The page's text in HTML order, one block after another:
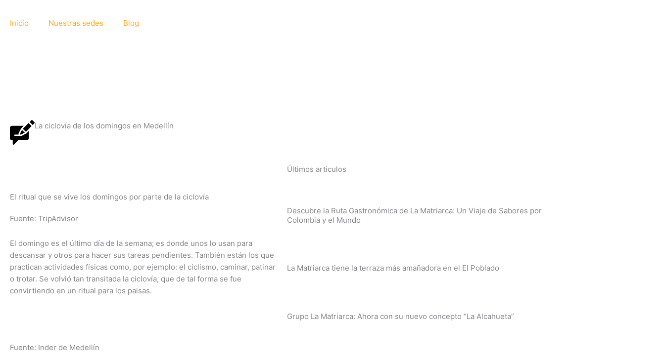
contenido
Inicio Nuestras sedes Blog
La ciclovía de los domingos en Medellín
El ritual que se vive los domingos por parte de la ciclovía
Fuente: TripAdvisor
El domingo es el último día de la semana; es donde unos lo usan para
descansar y otros para hacer sus tareas pendientes. También están los que
practican actividades físicas como, por ejemplo: el ciclismo, caminar, patinar
o trotar. Se volvió tan transitada la ciclovía, que de tal forma se fue
convirtiendo en un ritual para los paisas.
Fuente: Inder de Medellín
Últimos articulos
Descubre la Ruta Gastronómica de La Matriarca: Un Viaje de Sabores por
Colombia y el Mundo
La Matriarca tiene la terraza más amañadora en el El Poblado
Grupo La Matriarca: Ahora con su nuevo concepto “La Alcahueta”